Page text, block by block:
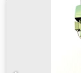
osovine: 180 mm
glava: 3-16 mm
3500 obrtaja u
pomaka: 0,1 - 0,2 -
Jedinica za
radi pregleda. Rado
transport!